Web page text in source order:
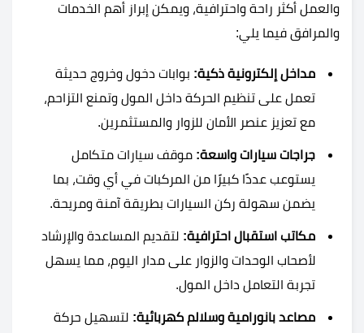
والعمل أكثر راحة واحترافية، ويمكن إبراز أهم الخدمات
والمرافق فيما يلي:
مداخل إلكترونية ذكية: بوابات دخول وخروج حديثة
تعمل على تنظيم الحركة داخل المول وتمنع التزاحم،
مع تعزيز عنصر الأمان للزوار والمستثمرين.
جراجات سيارات واسعة: موقف سيارات متكامل
يستوعب عددًا كبيرًا من المركبات في أي وقت، بما
يضمن سهولة ركن السيارات بطريقة آمنة ومريحة.
مكاتب استقبال احترافية: لتقديم المساعدة والإرشاد
لأصحاب الوحدات والزوار على مدار اليوم، مما يسهل
تجربة التعامل داخل المول.
مصاعد بانورامية وسلالم كهربائية: لتسهيل حركة